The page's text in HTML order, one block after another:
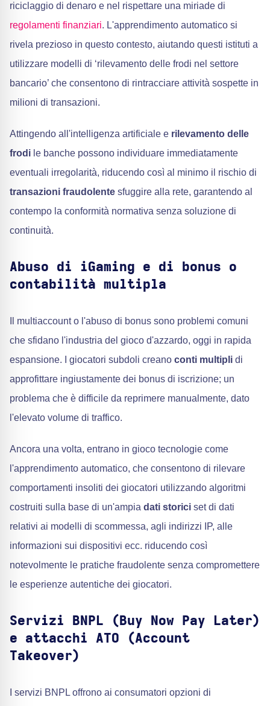
riciclaggio di denaro e nel rispettare una miriade di
regolamenti finanziari. L'apprendimento automatico si
rivela prezioso in questo contesto, aiutando questi istituti a
utilizzare modelli di ‘rilevamento delle frodi nel settore
bancario’ che consentono di rintracciare attività sospette in
milioni di transazioni.
Attingendo all'intelligenza artificiale e rilevamento delle
frodi le banche possono individuare immediatamente
eventuali irregolarità, riducendo così al minimo il rischio di
transazioni fraudolente sfuggire alla rete, garantendo al
contempo la conformità normativa senza soluzione di
continuità.
Abuso di iGaming e di bonus o
contabilità multipla
Il multiaccount o l'abuso di bonus sono problemi comuni
che sfidano l'industria del gioco d'azzardo, oggi in rapida
espansione. I giocatori subdoli creano conti multipli di
approfittare ingiustamente dei bonus di iscrizione; un
problema che è difficile da reprimere manualmente, dato
l'elevato volume di traffico.
Ancora una volta, entrano in gioco tecnologie come
l'apprendimento automatico, che consentono di rilevare
comportamenti insoliti dei giocatori utilizzando algoritmi
costruiti sulla base di un'ampia dati storici set di dati
relativi ai modelli di scommessa, agli indirizzi IP, alle
informazioni sui dispositivi ecc. riducendo così
notevolmente le pratiche fraudolente senza compromettere
le esperienze autentiche dei giocatori.
Servizi BNPL (Buy Now Pay Later)
e attacchi ATO (Account
Takeover)
I servizi BNPL offrono ai consumatori opzioni di